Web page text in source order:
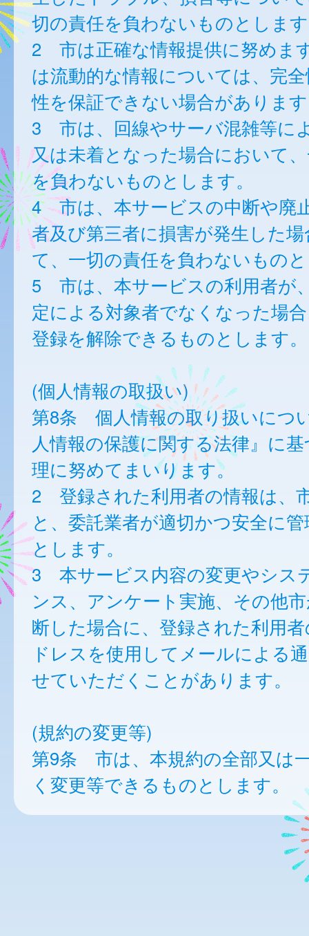
切の責任を負わないものとしま
2 市は正確な情報提供に努めま
は流動的な情報については、完
性を保証できない場合がありま
3 市は、回線やサーバ混雑等に
又は未着となった場合において
を負わないものとします。
4 市は、本サービスの中断や廃
者及び第三者に損害が発生した
て、一切の責任を負わないもの
5 市は、本サービスの利用者が
定による対象者でなくなった場
登録を解除できるものとします。
(個人情報の取扱い)
第8条 個人情報の取り扱いにつ
人情報の保護に関する法律』に
理に努めてまいります。
2 登録された利用者の情報は、
と、委託業者が適切かつ安全に
とします。
3 本サービス内容の変更やシス
ンス、アンケート実施、その他
断した場合に、登録された利用
ドレスを使用してメールによる
せていただくことがあります。
(規約の変更等)
第9条 市は、本規約の全部又は
く変更等できるものとします。